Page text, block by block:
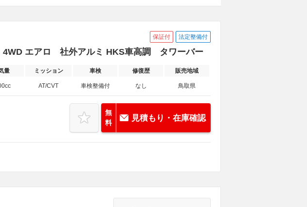
保証付 法定整備付
4WD エアロ 社外アルミ HKS車高調 タワーバー
量 ミッション 車検 修復歴 販売地域
AT/CVT 車検整備付 なし 鳥取県
無
料
見積もり・在庫確認